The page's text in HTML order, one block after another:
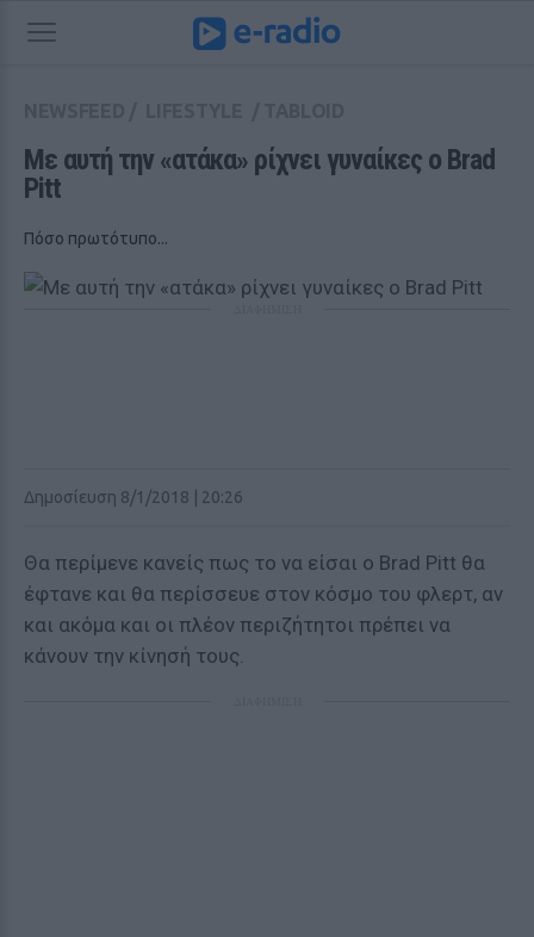
Με αυτή την «ατάκα» ρίχνει γυναίκες ο Brad
Pitt
Πόσο πρωτότυπο...
Δημοσίευση 8/1/2018 | 20:26
Θα περίμενε κανείς πως το να είσαι ο Brad Pitt θα
έφτανε και θα περίσσευε στον κόσμο του φλερτ, αν
και ακόμα και οι πλέον περιζήτητοι πρέπει να
κάνουν την κίνησή τους.